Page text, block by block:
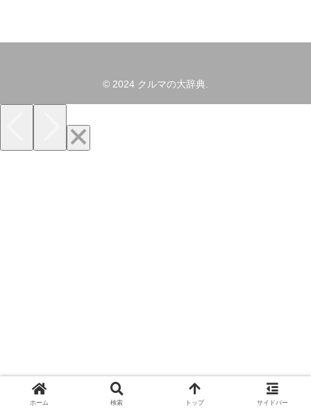
© 2024 クルマの大辞典.
ホーム 検索 トップ サイドバー